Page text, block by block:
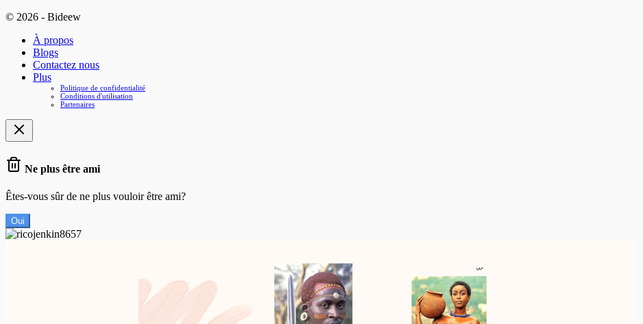
© 2026 - Bideew
À propos
Blogs
Contactez nous
Plus
Politique de confidentialité
Conditions d'utilisation
Partenaires
Ne plus être ami
Êtes-vous sûr de ne plus vouloir être ami?
Oui